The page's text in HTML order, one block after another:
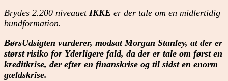
Brydes 2.200 niveauet IKKE er der tale om en midlertidig
bundformation.
BørsUdsigten vurderer, modsat Morgan Stanley, at der er
størst risiko for Yderligere fald, da der er tale om først en
kreditkrise, der efter en finanskrise og til sidst en enorm
gældskrise.